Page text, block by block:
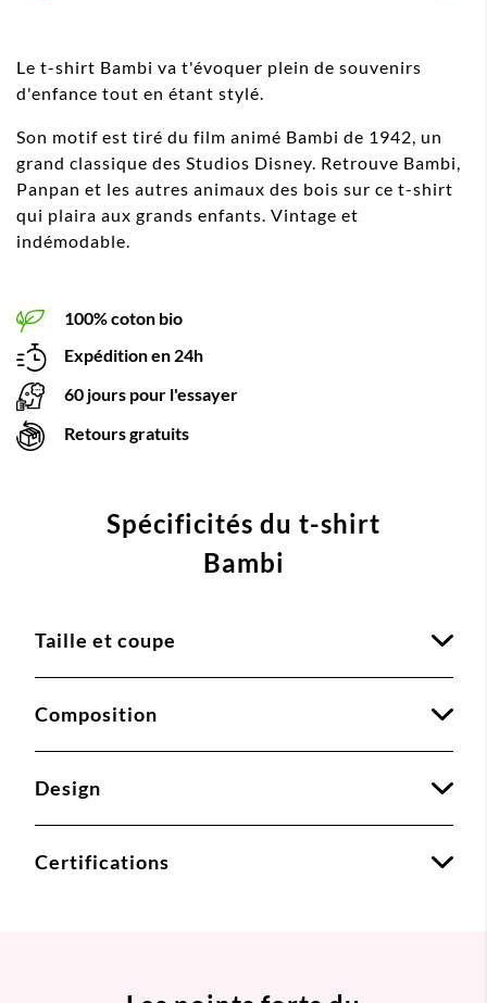
Le t-shirt Bambi va t'évoquer plein de souvenirs
d'enfance tout en étant stylé.
Son motif est tiré du film animé Bambi de 1942, un
grand classique des Studios Disney. Retrouve Bambi,
Panpan et les autres animaux des bois sur ce t-shirt
qui plaira aux grands enfants. Vintage et
indémodable.
100% coton bio
Expédition en 24h
60 jours pour l'essayer
Retours gratuits
Spécificités du t-shirt
Bambi
Taille et coupe
Composition
Design
Certifications